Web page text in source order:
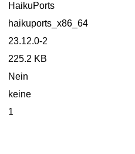
HaikuPorts
haikuports_x86_64
23.12.0-2
225.2 KB
Nein
keine
1